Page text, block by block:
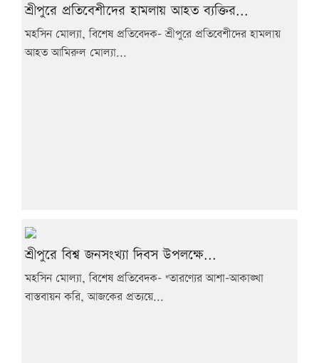
শ্রীপুরে প্রতিবেশীদের হামলায় আহত ব্যক্তির...
মহসিন মোল্যা, বিশেষ প্রতিবেদক- শ্রীপুরে প্রতিবেশীদের হামলায়
আহত আমিরুল মোল্যা...
শ্রীপুরে বিশ্ব জনসংখ্যা দিবস উপলক্ষে...
মহসিন মোল্যা, বিশেষ প্রতিবেদক- "তারণ্যের আশা-আকাঙ্খা
বাস্তবায়ন করি, আজকের প্রত্যয়ে...